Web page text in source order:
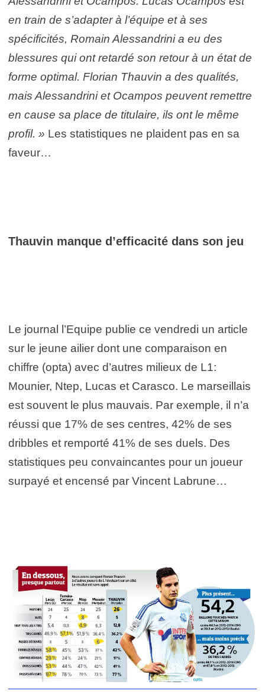
en train de s’adapter à l’équipe et à ses
spécificités, Romain Alessandrini a eu des
blessures qui ont retardé son retour à un état de
forme optimal. Florian Thauvin a des qualités,
mais Alessandrini et Ocampos peuvent remettre
en cause sa place de titulaire, ils ont le même
profil. » Les statistiques ne plaident pas en sa
faveur…
Thauvin manque d’efficacité dans son jeu
Le journal l’Equipe publie ce vendredi un article
sur le jeune ailier dont une comparaison en
chiffre (opta) avec d’autres milieux de L1:
Mounier, Ntep, Lucas et Carasco. Le marseillais
est souvent le plus mauvais. Par exemple, il n’a
réussi que 17% de ses centres, 42% de ses
dribbles et remporté 41% de ses duels. Des
statistiques peu convaincantes pour un joueur
surpayé et encensé par Vincent Labrune…